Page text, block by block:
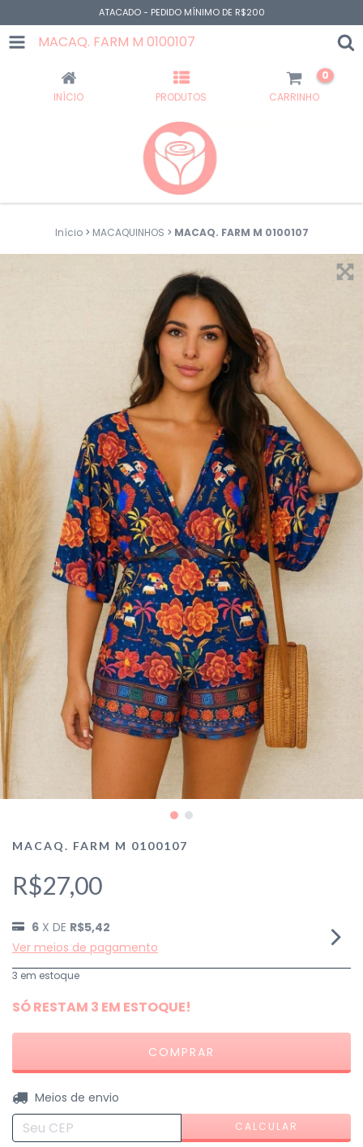
ATACADO - PEDIDO MÍNIMO DE R$200
MACAQ. FARM M 0100107
INÍCIO PRODUTOS CARRINHO
0
Início > MACAQUINHOS > MACAQ. FARM M 0100107
MACAQ. FARM M 0100107
R$27,00
6 X DE R$5,42
Ver meios de pagamento
3 em estoque
SÓ RESTAM 3 EM ESTOQUE!
Entregas para o CEP:
Meios de envio
CALCULAR